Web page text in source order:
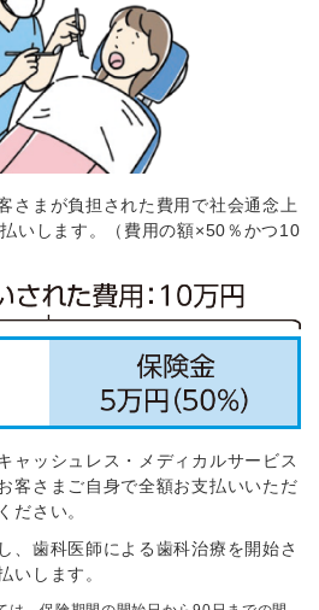
さまが負担された費用で社会通念上
いします。（費用の額×50％かつ10
ャッシュレス・メディカルサービス
客さまご自身で全額お支払いいただ
ださい。
、歯科医師による歯科治療を開始さ
いします。